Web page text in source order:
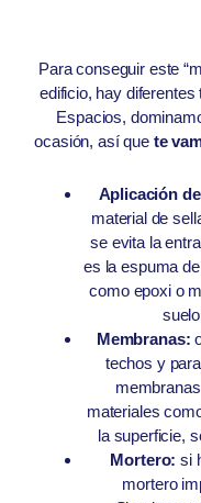
Para conseguir este
edificio, hay
Espacios,
ocasión, así quete
Aplicación
material de
se evita la
es la espuma
como epoxi o
Membranas:
techos y
materiales
la superficie,
Mortero:si
mortero